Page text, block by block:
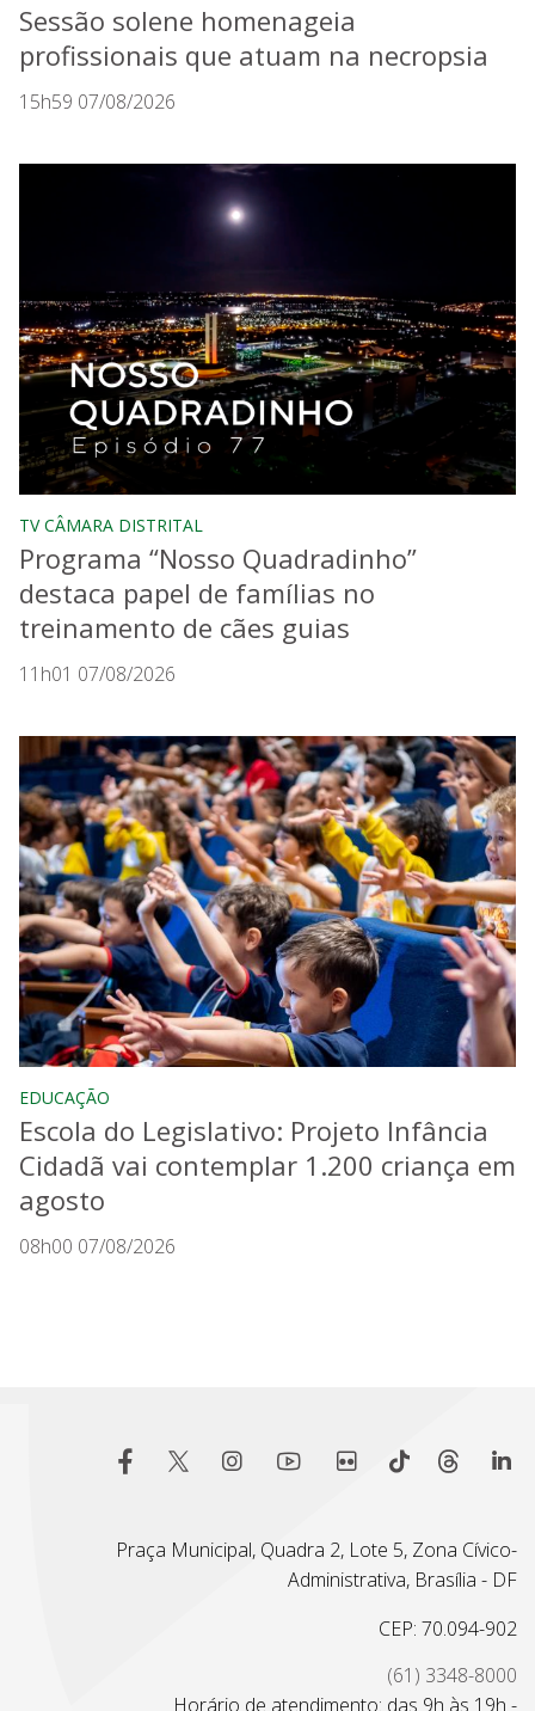
Sessão solene homenageia
profissionais que atuam na necropsia
15h59 07/08/2026
TV CÂMARA DISTRITAL
Programa “Nosso Quadradinho”
destaca papel de famílias no
treinamento de cães guias
11h01 07/08/2026
EDUCAÇÃO
Escola do Legislativo: Projeto Infância
Cidadã vai contemplar 1.200 criança em
agosto
08h00 07/08/2026
Praça Municipal, Quadra 2, Lote 5, Zona Cívico-
Administrativa, Brasília - DF
CEP: 70.094-902
(61) 3348-8000
Horário de atendimento: das 9h às 19h -